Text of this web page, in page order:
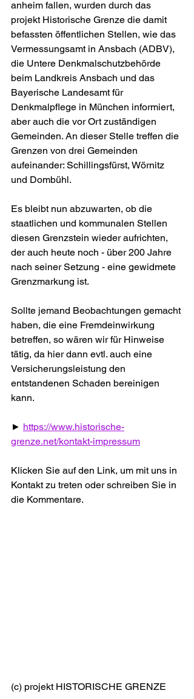
anheim fallen, wurden durch das
projekt Historische Grenze die damit
befassten öffentlichen Stellen, wie das
Vermessungsamt in Ansbach (ADBV),
die Untere Denkmalschutzbehörde
beim Landkreis Ansbach und das
Bayerische Landesamt für
Denkmalpflege in München informiert,
aber auch die vor Ort zuständigen
Gemeinden. An dieser Stelle treffen die
Grenzen von drei Gemeinden
aufeinander: Schillingsfürst, Wörnitz
und Dombühl.
Es bleibt nun abzuwarten, ob die
staatlichen und kommunalen Stellen
diesen Grenzstein wieder aufrichten,
der auch heute noch - über 200 Jahre
nach seiner Setzung - eine gewidmete
Grenzmarkung ist.
Sollte jemand Beobachtungen gemacht
haben, die eine Fremdeinwirkung
betreffen, so wären wir für Hinweise
tätig, da hier dann evtl. auch eine
Versicherungsleistung den
entstandenen Schaden bereinigen
kann.
► https://www.historische-
grenze.net/kontakt-impressum
Klicken Sie auf den Link, um mit uns in
Kontakt zu treten oder schreiben Sie in
die Kommentare.
(c) projekt HISTORISCHE GRENZE